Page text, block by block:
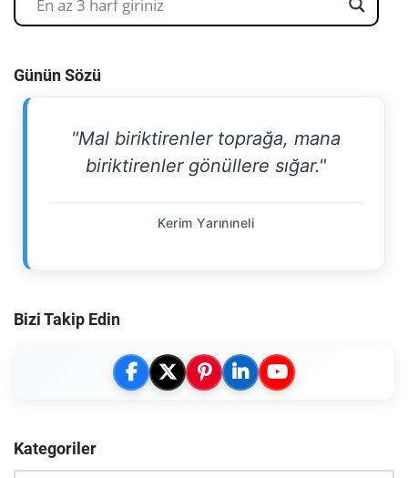
Günün Sözü
"Mal biriktirenler toprağa, mana
biriktirenler gönüllere sığar."
Kerim Yarınıneli
Bizi Takip Edin
Kategoriler